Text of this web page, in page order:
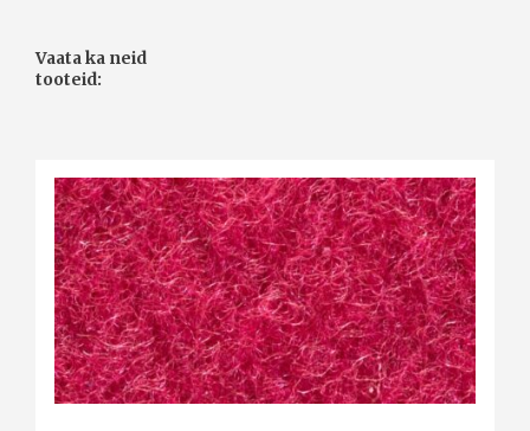
Vaata ka neid
tooteid: